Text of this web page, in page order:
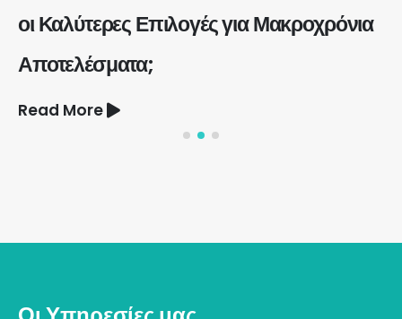
οι Καλύτερες Επιλογές για Μακροχρόνια
Αποτελέσματα;
Read More